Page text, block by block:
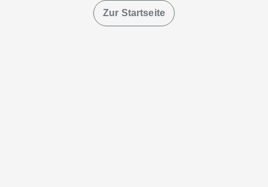
Zur Startseite